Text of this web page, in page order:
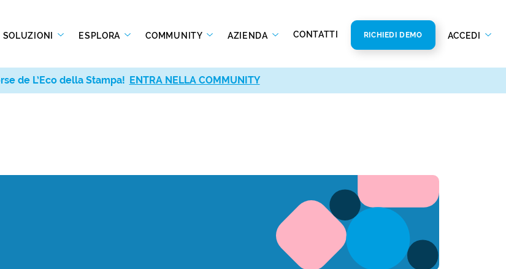
SOLUZIONI ESPLORA COMMUNITY AZIENDA CONTATTI RICHIEDI DEMO ACCEDI
de L’Eco della Stampa! ENTRA NELLA COMMUNITY